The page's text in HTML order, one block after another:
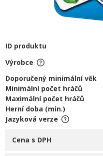
ID produktu
Výrobce
Doporučený minimální věk
Minimální počet hráčů
Maximální počet hráčů
Herní doba (min.)
Jazyková verze
Cena s DPH